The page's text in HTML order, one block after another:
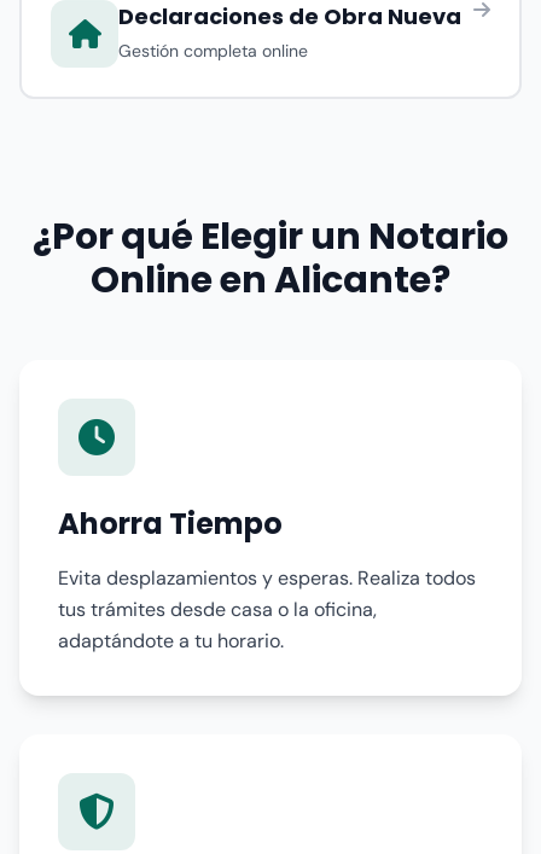
Declaraciones de Obra Nueva
Gestión completa online
¿Por qué Elegir un Notario
Online en Alicante?
Ahorra Tiempo
Evita desplazamientos y esperas. Realiza todos
tus trámites desde casa o la oficina,
adaptándote a tu horario.